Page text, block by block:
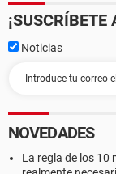
¡SUSCRÍBETE
Noticias
NOVEDADES
La regla de los 10